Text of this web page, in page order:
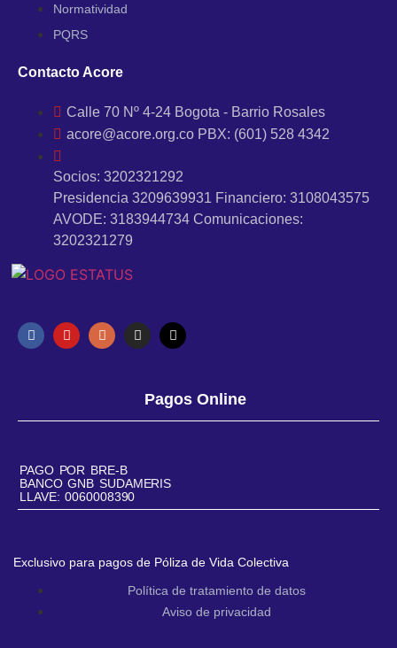
Normatividad
PQRS
Contacto Acore
Calle 70 Nº 4-24 Bogota - Barrio Rosales
acore@acore.org.co PBX: (601) 528 4342
Socios: 3202321292
Presidencia 3209639931 Financiero: 3108043575
AVODE: 3183944734 Comunicaciones:
3202321279
Pagos Online
PAGO POR BRE-B
BANCO GNB SUDAMERIS
LLAVE: 0060008390
Exclusivo para pagos de Póliza de Vida Colectiva
Política de tratamiento de datos
Aviso de privacidad